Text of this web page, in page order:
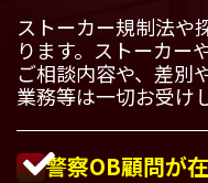
ストーカー規制法や
ります。ストーカー
ご相談内容や、差別
業務等は一切お受け
警察OB顧問が